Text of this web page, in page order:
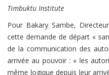
Timbuktu Institute
Pour Bakary Sambe,
cette demande de départ «
de la communication des
arrivée au pouvoir : « les
même logique depuis leur